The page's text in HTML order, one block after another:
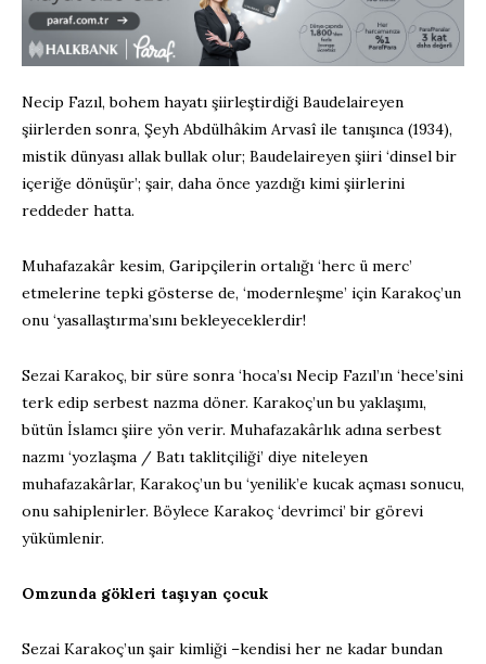
Necip Fazıl, bohem hayatı şiirleştirdiği Baudelaireyen
şiirlerden sonra, Şeyh Abdülhâkim Arvasî ile tanışınca (1934),
mistik dünyası allak bullak olur; Baudelaireyen şiiri ‘dinsel bir
içeriğe dönüşür’; şair, daha önce yazdığı kimi şiirlerini
reddeder hatta.
Muhafazakâr kesim, Garipçilerin ortalığı ‘herc ü merc’
etmelerine tepki gösterse de, ‘modernleşme’ için Karakoç’un
onu ‘yasallaştırma’sını bekleyeceklerdir!
Sezai Karakoç, bir süre sonra ‘hoca’sı Necip Fazıl’ın ‘hece’sini
terk edip serbest nazma döner. Karakoç’un bu yaklaşımı,
bütün İslamcı şiire yön verir. Muhafazakârlık adına serbest
nazmı ‘yozlaşma / Batı taklitçiliği’ diye niteleyen
muhafazakârlar, Karakoç’un bu ‘yenilik’e kucak açması sonucu,
onu sahiplenirler. Böylece Karakoç ‘devrimci’ bir görevi
yükümlenir.
Omzunda gökleri taşıyan çocuk
Sezai Karakoç’un şair kimliği –kendisi her ne kadar bundan